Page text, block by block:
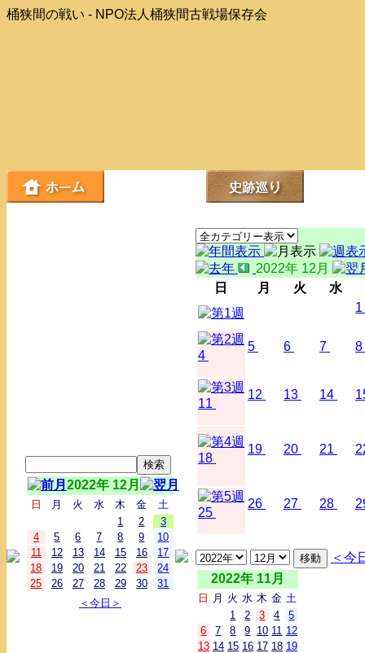
桶狭間の戦い - NPO法人桶狭間古戦場保存会
2022年 12月
日 月 火 水 木 金
土
1
2
3
4
5 6 7 8 9
10
11
12 13 14 15 16
17
18
19 20 21 22 23
24
25
26 27 28 29 30
31
＜今日＞
2022年 12月
日
月 火
水
1
4
5 6 7 8
11
12 13 14
18
19 20 21
25
26 27 28
＜今
2022年 11月
日 月 火 水 木 金 土
1
2 3 4
5
6
7 8 9 10 11 12
13 14 15 16 17 18 19